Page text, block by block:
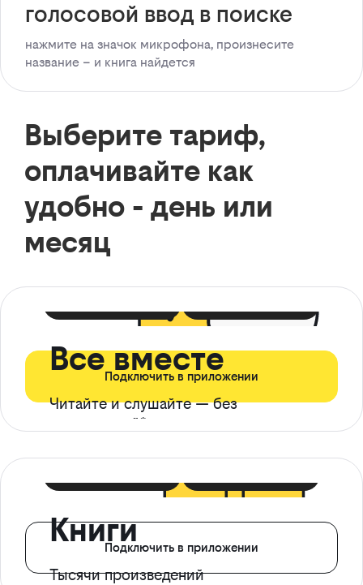
голосовой ввод в поиске
нажмите на значок микрофона, произнесите
название – и книга найдется
Выберите тариф,
оплачивайте как
удобно - день или
месяц
Все вместе
Читайте и слушайте — без
ограничений*
Подключить в приложении
Книги
Тысячи произведений
Подключить в приложении